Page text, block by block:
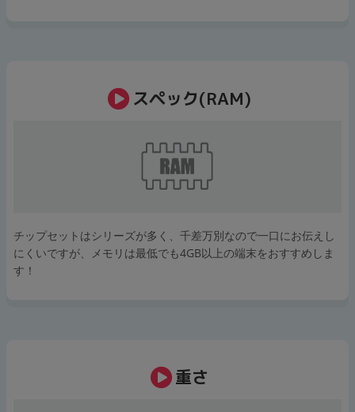
スペック(RAM)
チップセットはシリーズが多く、千差万別なので一口にお伝えし
にくいですが、メモリは最低でも4GB以上の端末をおすすめしま
す！
重さ